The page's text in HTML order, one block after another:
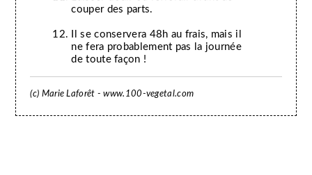
couper des parts.
Il se conservera 48h au frais, mais il
ne fera probablement pas la journée
de toute façon !
(c) Marie Laforêt - www.100-vegetal.com